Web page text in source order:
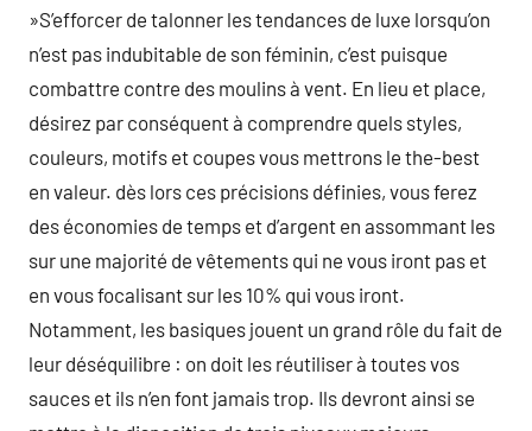
»S’efforcer de talonner les tendances de luxe lorsqu’on
n’est pas indubitable de son féminin, c’est puisque
combattre contre des moulins à vent. En lieu et place,
désirez par conséquent à comprendre quels styles,
couleurs, motifs et coupes vous mettrons le the-best
en valeur. dès lors ces précisions définies, vous ferez
des économies de temps et d’argent en assommant les
sur une majorité de vêtements qui ne vous iront pas et
en vous focalisant sur les 10% qui vous iront.
Notamment, les basiques jouent un grand rôle du fait de
leur déséquilibre : on doit les réutiliser à toutes vos
sauces et ils n’en font jamais trop. Ils devront ainsi se